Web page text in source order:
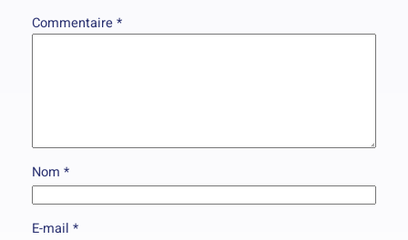
Commentaire*
Nom *
E-mail *